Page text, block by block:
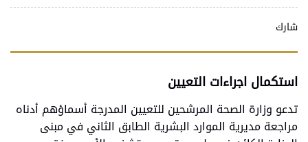
شارك
استكمال اجراءات التعيين
تدعو وزارة الصحة المرشحين للتعيين المدرجة أسماؤهم أدناه
مراجعة مديرية الموارد البشرية الطابق الثاني في مبنى